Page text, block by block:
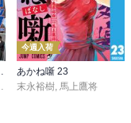
8月5日発売]
,宮島礼吏,新川直司
今週入荷
あかね噺 23
末永裕樹, 馬上鷹将